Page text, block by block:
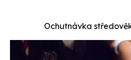
Ochutnávka